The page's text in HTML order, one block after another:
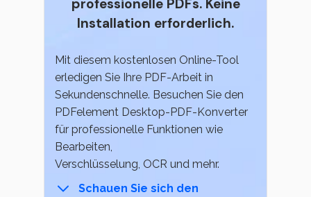
Online PDF Tools
PDF komprimieren
Word zu PDF
Weitere Online-Tools
Persönliche Benutzer
PDF konvertieren
PDF bearbeiten
PDF komprimieren
PDF organisieren
PDF zuschneiden
Professionelle Anwender
Signatur Tipps
Konvertierung Tipps
Komprimieren Tipps
Weitere Themen finden
professionelle PDFs. Keine
Installation erforderlich.
Mit diesem kostenlosen Online-Tool
erledigen Sie Ihre PDF-Arbeit in
Sekundenschnelle. Besuchen Sie den
PDFelement Desktop-PDF-Konverter
für professionelle Funktionen wie
Bearbeiten,
Verschlüsselung, OCR und mehr.
Schauen Sie sich den